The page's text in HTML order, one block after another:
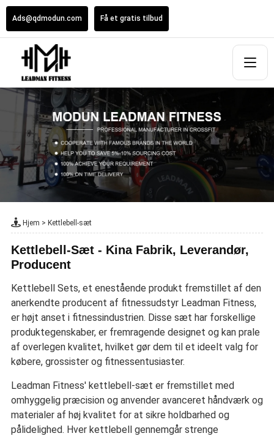
Ads@qdmodun.com Få et gratis tilbud
Hjem > Kettlebell-sæt
Kettlebell-Sæt - Kina Fabrik, Leverandør,
Producent
Kettlebell Sets, et enestående produkt fremstillet af den
anerkendte producent af fitnessudstyr Leadman Fitness,
er højt anset i fitnessindustrien. Disse sæt har forskellige
produktegenskaber, er fremragende designet og kan prale
af overlegen kvalitet, hvilket gør dem til et ideelt valg for
købere, grossister og fitnessentusiaster.
Leadman Fitness' kettlebell-sæt er fremstillet med
omhyggelig præcision og anvender avanceret håndværk og
materialer af høj kvalitet for at sikre holdbarhed og
pålidelighed. Hver kettlebell gennemgår strenge